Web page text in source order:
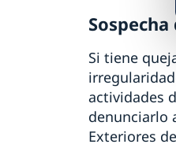
Si tiene
actividades
denunciarlo
Exteriores